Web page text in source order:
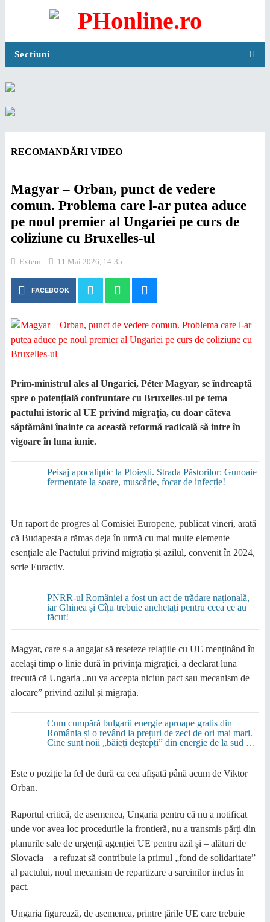
Sectiuni
RECOMANDĂRI VIDEO
Magyar – Orban, punct de vedere
comun. Problema care l-ar putea aduce
pe noul premier al Ungariei pe curs de
coliziune cu Bruxelles-ul
Extern 11 Mai 2026, 14:35
FACEBOOK
Prim-ministrul ales al Ungariei, Péter Magyar, se îndreaptă
spre o potențială confruntare cu Bruxelles-ul pe tema
pactului istoric al UE privind migrația, cu doar câteva
săptămâni înainte ca această reformă radicală să intre în
vigoare în luna iunie.
Peisaj apocaliptic la Ploiești. Strada Păstorilor: Gunoaie
fermentate la soare, muscărie, focar de infecție!
Un raport de progres al Comisiei Europene, publicat vineri, arată
că Budapesta a rămas deja în urmă cu mai multe elemente
esențiale ale Pactului privind migrația și azilul, convenit în 2024,
scrie Euractiv.
PNRR-ul României a fost un act de trădare națională,
iar Ghinea și Cîțu trebuie anchetați pentru ceea ce au
făcut!
Magyar, care s-a angajat să reseteze relațiile cu UE menținând în
același timp o linie dură în privința migrației, a declarat luna
trecută că Ungaria „nu va accepta niciun pact sau mecanism de
alocare” privind azilul și migrația.
Cum cumpără bulgarii energie aproape gratis din
România și o revând la prețuri de zeci de ori mai mari.
Cine sunt noii „băieți deștepți” din energie de la sud de
Dunăre
Este o poziție la fel de dură ca cea afișată până acum de Viktor
Orban.
Raportul critică, de asemenea, Ungaria pentru că nu a notificat
unde vor avea loc procedurile la frontieră, nu a transmis părți din
planurile sale de urgență agenției UE pentru azil și – alături de
Slovacia – a refuzat să contribuie la primul „fond de solidaritate”
al pactului, noul mecanism de repartizare a sarcinilor inclus în
pact.
Ungaria figurează, de asemenea, printre țările UE care trebuie